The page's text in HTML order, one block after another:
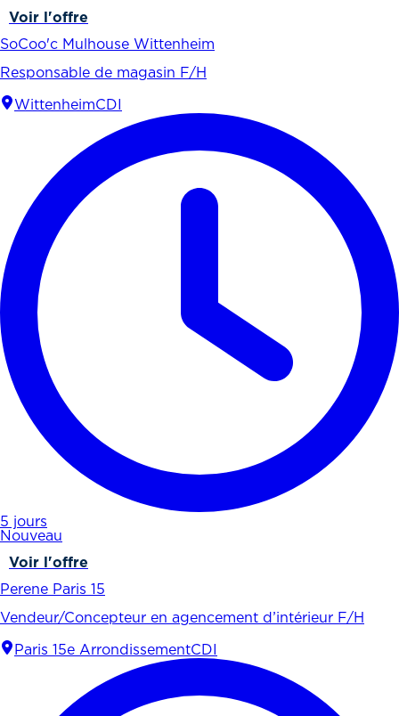
Voir l'offre
SoCoo'c Mulhouse Wittenheim
Responsable de magasin F/H
WittenheimCDI
5 jours
Nouveau
Voir l'offre
Perene Paris 15
Vendeur/Concepteur en agencement d’intérieur F/H
Paris 15e ArrondissementCDI